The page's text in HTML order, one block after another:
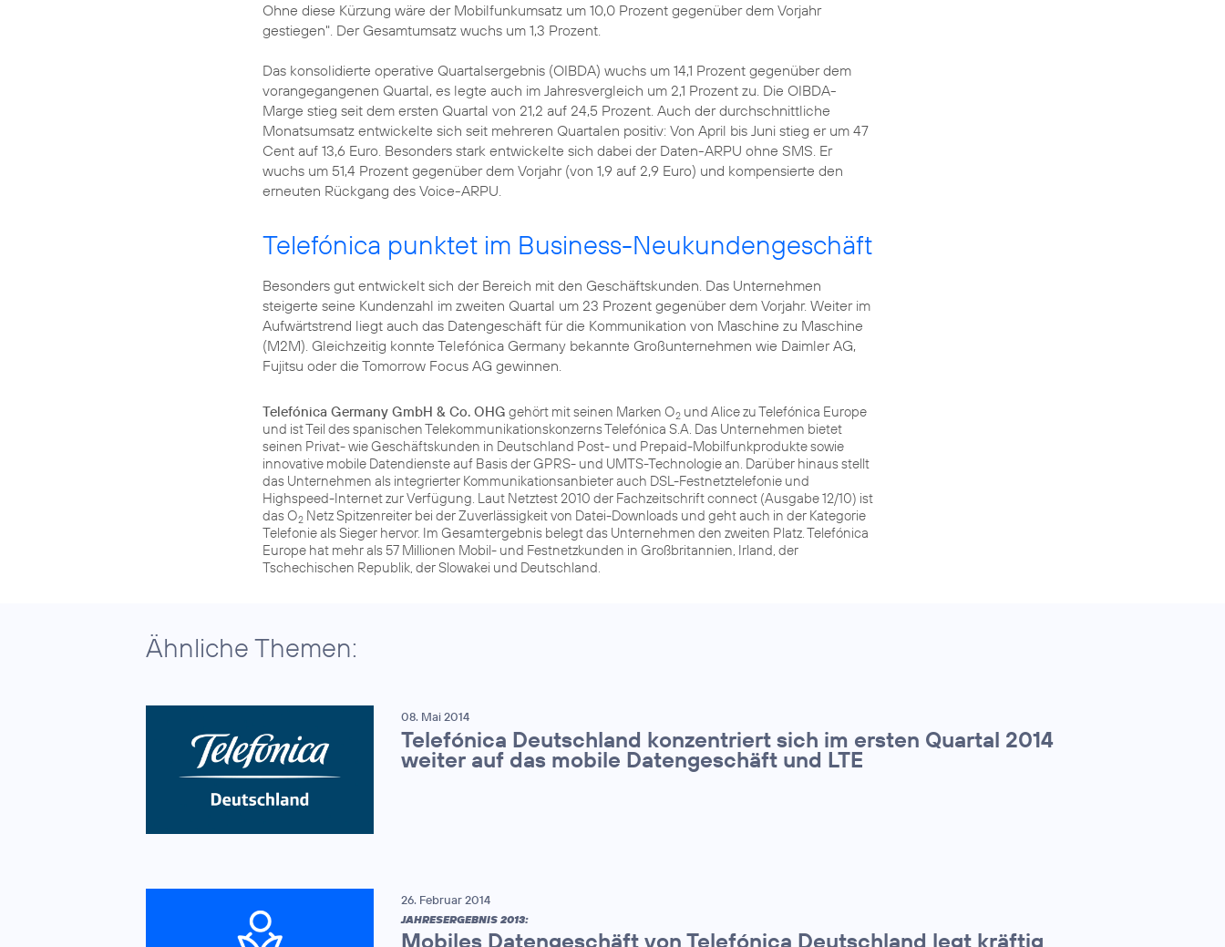
Ohne diese Kürzung wäre der Mobilfunkumsatz um 10,0 Prozent gegenüber dem Vorjahr
gestiegen". Der Gesamtumsatz wuchs um 1,3 Prozent.
Das konsolidierte operative Quartalsergebnis (OIBDA) wuchs um 14,1 Prozent gegenüber dem
vorangegangenen Quartal, es legte auch im Jahresvergleich um 2,1 Prozent zu. Die OIBDA-
Marge stieg seit dem ersten Quartal von 21,2 auf 24,5 Prozent. Auch der durchschnittliche
Monatsumsatz entwickelte sich seit mehreren Quartalen positiv: Von April bis Juni stieg er um 47
Cent auf 13,6 Euro. Besonders stark entwickelte sich dabei der Daten-ARPU ohne SMS. Er
wuchs um 51,4 Prozent gegenüber dem Vorjahr (von 1,9 auf 2,9 Euro) und kompensierte den
erneuten Rückgang des Voice-ARPU.
Telefónica punktet im Business-Neukundengeschäft
Besonders gut entwickelt sich der Bereich mit den Geschäftskunden. Das Unternehmen
steigerte seine Kundenzahl im zweiten Quartal um 23 Prozent gegenüber dem Vorjahr. Weiter im
Aufwärtstrend liegt auch das Datengeschäft für die Kommunikation von Maschine zu Maschine
(M2M). Gleichzeitig konnte Telefónica Germany bekannte Großunternehmen wie Daimler AG,
Fujitsu oder die Tomorrow Focus AG gewinnen.
Telefónica Germany GmbH & Co. OHG gehört mit seinen Marken O2 und Alice zu Telefónica Europe
und ist Teil des spanischen Telekommunikationskonzerns Telefónica S.A. Das Unternehmen bietet
seinen Privat- wie Geschäftskunden in Deutschland Post- und Prepaid-Mobilfunkprodukte sowie
innovative mobile Datendienste auf Basis der GPRS- und UMTS-Technologie an. Darüber hinaus stellt
das Unternehmen als integrierter Kommunikationsanbieter auch DSL-Festnetztelefonie und
Highspeed-Internet zur Verfügung. Laut Netztest 2010 der Fachzeitschrift connect (Ausgabe 12/10) ist
das O2 Netz Spitzenreiter bei der Zuverlässigkeit von Datei-Downloads und geht auch in der Kategorie
Telefonie als Sieger hervor. Im Gesamtergebnis belegt das Unternehmen den zweiten Platz. Telefónica
Europe hat mehr als 57 Millionen Mobil- und Festnetzkunden in Großbritannien, Irland, der
Tschechischen Republik, der Slowakei und Deutschland.
Ähnliche Themen:
08. Mai 2014
Telefónica Deutschland konzentriert sich im ersten Quartal 2014
weiter auf das mobile Datengeschäft und LTE
26. Februar 2014
JAHRESERGEBNIS 2013:
Mobiles Datengeschäft von Telefónica Deutschland legt kräftig